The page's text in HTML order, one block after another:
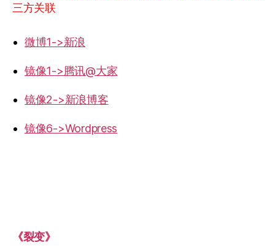
三方关联
微博1->新浪
镜像1->腾讯@大家
镜像2->新浪博客
镜像6->Wordpress
《裂变》